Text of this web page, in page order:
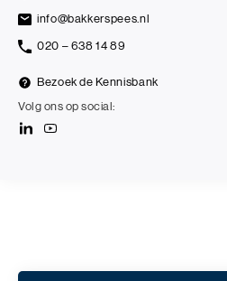
info@bakkerspees.nl
020 – 638 14 89
Bezoek de Kennisbank
Volg ons op social: